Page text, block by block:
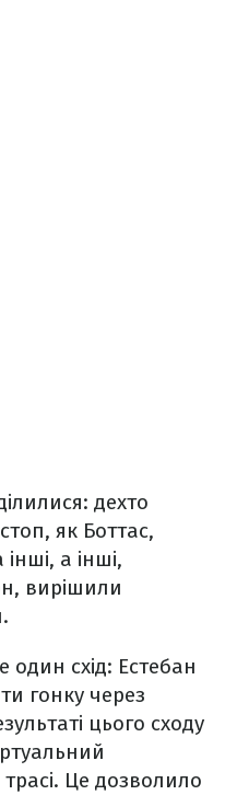
дехто
як Боттас,
а інші,
вирішили
один схід: Естебан
гонку через
цього сходу
Це дозволило